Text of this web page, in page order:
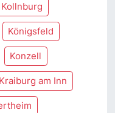
Kollnburg
Königsfeld
Konzell
Kraiburg am Inn